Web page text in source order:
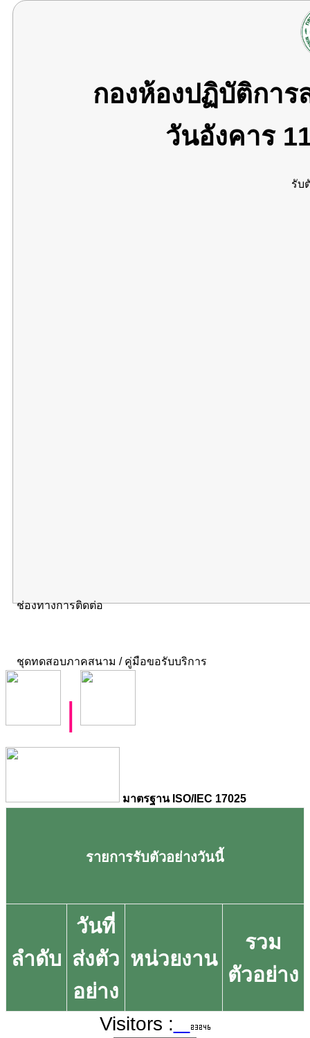
กองห้องปฏิบัติกา
วันอังคาร
รับ
ช่องทางการติดต่อ
ชุดทดสอบภาคสนาม / คู่มือขอรับบริการ
มาตรฐาน ISO/IEC 17025
รายการรับตัวอย่างวันนี้
ลำดับ
วันที่
ส่งตัว
อย่าง
หน่วยงาน
รวม
ตัวอย่าง
Visitors :